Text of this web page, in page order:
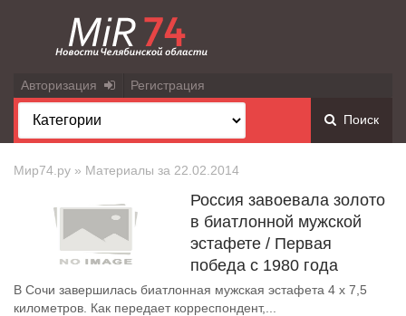
Авторизация Регистрация
Поиск
Мир74.ру » Материалы за 22.02.2014
Россия завоевала золото
в биатлонной мужской
эстафете / Первая
победа с 1980 года
В Сочи завершилась биатлонная мужская эстафета 4 х 7,5
километров. Как передает корреспондент,...